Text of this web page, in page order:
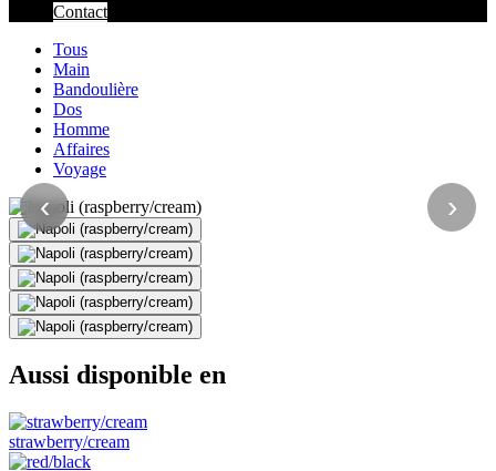
Contact
Tous
Main
Bandoulière
Dos
Homme
Affaires
Voyage
‹ ›
Aussi disponible en
strawberry/cream